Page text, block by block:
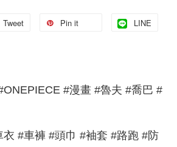
Tweet Pin it LINE
#漫畫 #魯夫 #喬巴 #
#車褲 #頭巾 #袖套 #路跑 #防